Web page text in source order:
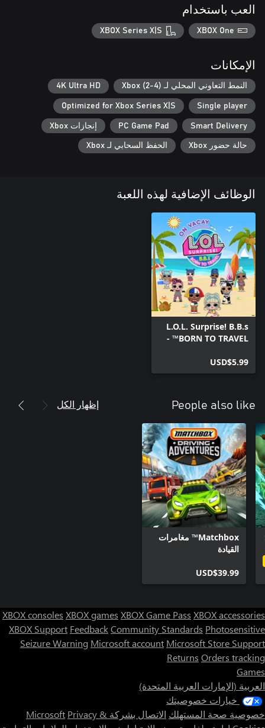
العب باستخدام
XBOX One
XBOX Series X|S
الإمكانات
النمط التعاوني المحلي لـ Xbox (2-4) 4K Ultra HD
Single player
Optimized for Xbox Series X|S
Smart Delivery
PC Game Pad إنجازات Xbox
حالة حضور Xbox الحفظ السحابي لـ Xbox
الوظائف الإضافية لهذه اللعبة
L.O.L. Surprise! B.B.s
BORN TO TRAVEL™ -
USD$5.99
People also like إظهار الكل
Matchbox™ مغامرات
القيادة
USD$39.99
XBOX consoles XBOX games XBOX Game Pass XBOX accessories
XBOX Support FeedbackCommunity Standards Photosensitive
Seizure Warning Microsoft account Microsoft Store Support
Returns Orders tracking
Games
العربية (الإمارات العربية المتحدة)
خيارات خصوصيتك
خصوصية صحة المستهلك الاتصال بشركة Microsoft Privacy &